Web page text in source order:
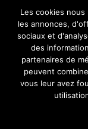
Les cookies
les annonces,
sociaux et
des
partenaires de
peuvent
vous leur avez